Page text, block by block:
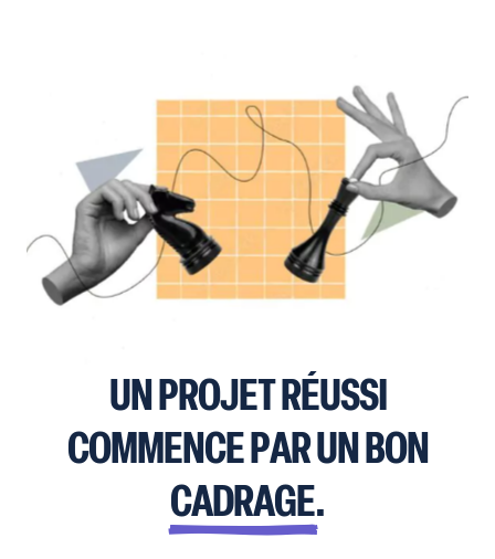
UN PROJET RÉUSSI
COMMENCE PAR UN BON
CADRAGE.